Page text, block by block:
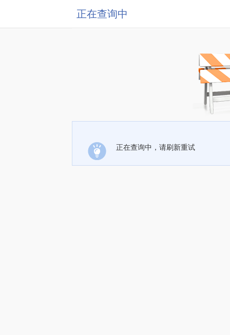
正在查询中
正在查询中，请刷新重试